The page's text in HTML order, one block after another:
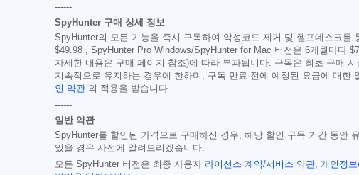
------
SpyHunter 구매 상세 정보
SpyHunter의 모든 기능을 즉시 구독하여 악성코드 제거 및 헬프데스크
$49.98 , SpyHunter Pro Windows/SpyHunter for Mac 버전은 6개월마다
자세한 내용은 구매 페이지 참조)에 따라 부과됩니다. 구독은 최초 구매
지속적으로 유지하는 경우에 한하며, 구독 만료 전에 예정된 요금에 대
인 약관 의 적용을 받습니다.
------
일반 약관
SpyHunter를 할인된 가격으로 구매하신 경우, 해당 할인 구독 기간 동안
있을 경우 사전에 알려드리겠습니다.
모든 SpyHunter 버전은 최종 사용자 라이선스 계약/서비스 약관, 개인정